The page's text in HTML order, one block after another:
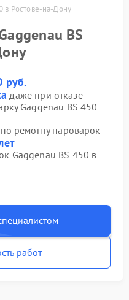
в Ростове-на-Дону
BS
руб.
даже при отказе
Gaggenau BS 450
ремонту пароварок
Gaggenau BS 450 в
работ